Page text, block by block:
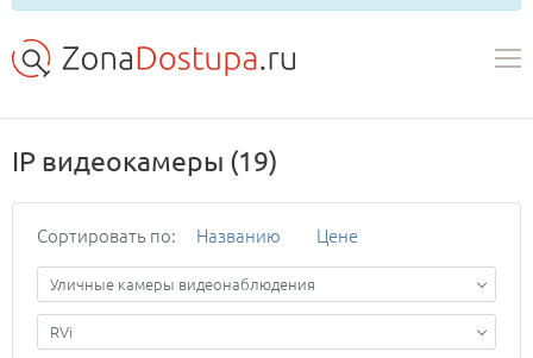
IP видеокамеры (19)
Сортировать по: Названию Цене
Уличные камеры видеонаблюдения
RVi